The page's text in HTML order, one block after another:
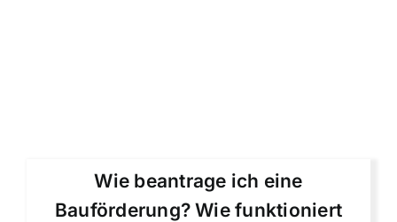
Wie beantrage ich eine
Bauförderung? Wie funktioniert